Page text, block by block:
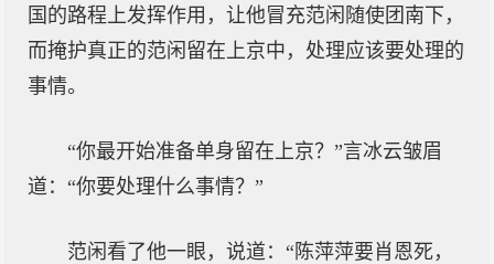
国的路程上发挥作用，让他冒充范闲随使团南下，
而掩护真正的范闲留在上京中，处理应该要处理的
事情。
“你最开始准备单身留在上京？”言冰云皱眉
道：“你要处理什么事情？”
范闲看了他一眼，说道：“陈萍萍要肖恩死，